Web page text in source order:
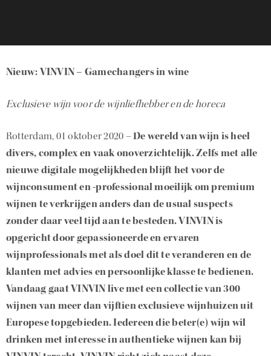
Nieuw: VINVIN – Gamechangers in wine
Exclusieve wijn voor de wijnliefhebber en de horeca
Rotterdam, 01 oktober 2020 –De wereld van wijn is heel
divers, complex en vaak onoverzichtelijk. Zelfs met alle
nieuwe digitale mogelijkheden blijft het voor de
wijnconsument en -professional moeilijk om premium
wijnen te verkrijgen anders dan de usual suspects
zonder daar veel tijd aan te besteden. VINVIN is
opgericht door gepassioneerde en ervaren
wijnprofessionals met als doel dit te veranderen en de
klanten met advies en persoonlijke klasse te bedienen.
Vandaag gaat VINVIN live met een collectie van 300
wijnen van meer dan vijftien exclusieve wijnhuizen uit
Europese topgebieden. Iedereen die beter(e) wijn wil
drinken met interesse in authentieke wijnen kan bij